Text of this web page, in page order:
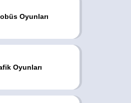
Oyunları
Oyunları